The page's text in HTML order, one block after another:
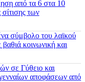
από τα 6 στα 10
των
σύμβολο του λαϊκού
κοινωνική και
σε Γύθειο και
αποφάσεων από